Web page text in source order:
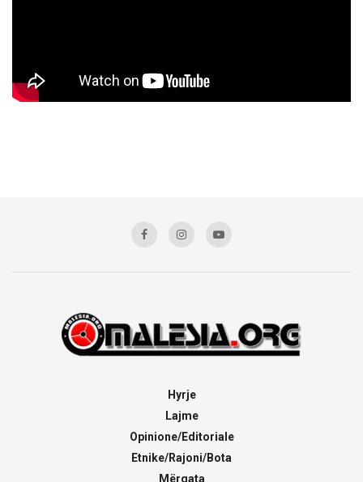
Hyrje
Lajme
Opinione/Editoriale
Etnike/Rajoni/Bota
Mërgata